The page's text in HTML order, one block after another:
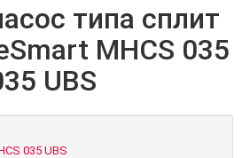
типа сплит
MHCS 035
UBS
035 UBS